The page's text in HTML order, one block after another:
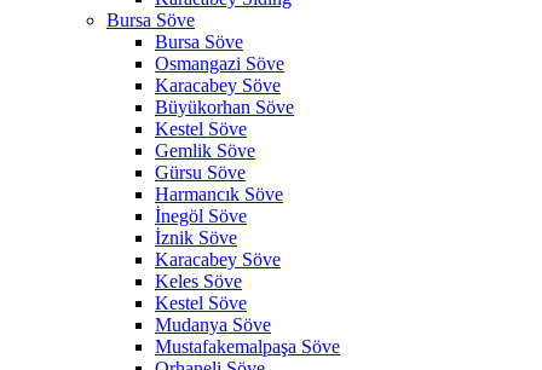
Bursa Söve
Bursa Söve
Osmangazi Söve
Karacabey Söve
Büyükorhan Söve
Kestel Söve
Gemlik Söve
Gürsu Söve
Harmancık Söve
İnegöl Söve
İznik Söve
Karacabey Söve
Keles Söve
Kestel Söve
Mudanya Söve
Mustafakemalpaşa Söve